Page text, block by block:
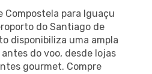
Compostela para Iguaçu
do Santiago de
disponibiliza uma ampla
do voo, desde lojas
gourmet. Compre